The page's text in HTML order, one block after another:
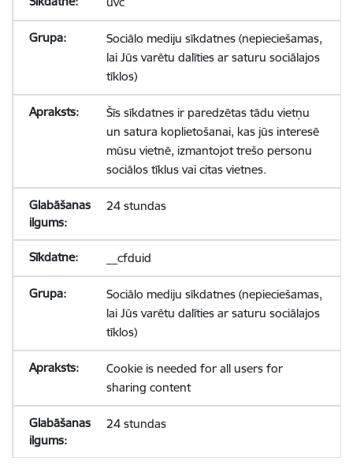
Sociālo mediju sīkdatnes (nepieciešamas,
lai Jūs varētu dalīties ar saturu sociālajos
tīklos)
Šīs sīkdatnes ir paredzētas tādu vietņu
un satura koplietošanai, kas jūs interesē
mūsu vietnē, izmantojot trešo personu
sociālos tīklus vai citas vietnes.
24 stundas
__cfduid
Sociālo mediju sīkdatnes (nepieciešamas,
lai Jūs varētu dalīties ar saturu sociālajos
tīklos)
Cookie is needed for all users for
sharing content
24 stundas